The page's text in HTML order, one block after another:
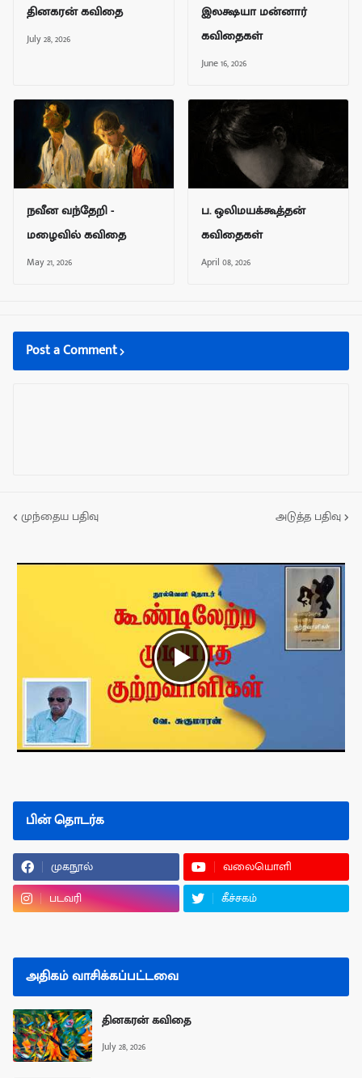
தினகரன் கவிதை
July 28, 2026
இலக்ஷயா மன்னார்
கவிதைகள்
June 16, 2026
நவீன வந்தேறி -
மழைவில் கவிதை
May 21, 2026
ப. ஒலிமயக்கூத்தன்
கவிதைகள்
April 08, 2026
Post a Comment
முந்தைய பதிவு அடுத்த பதிவு
பின் தொடர்க
முகநூல்
வலையொளி
படவரி
கீச்சகம்
அதிகம் வாசிக்கப்பட்டவை
தினகரன் கவிதை
July 28, 2026